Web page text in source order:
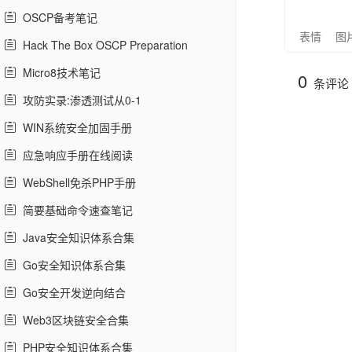
OSCP备考笔记
Hack The Box OSCP Preparation
Micro8技术笔记
攻防实录:渗透测试从0-1
WIN系统安全加固手册
应急响应手册在线阅读
WebShell免杀PHP手册
简要基础命令速查笔记
Java安全知识体系合集
Go安全知识体系合集
Go安全开发逆向结合
Web3区块链安全合集
PHP安全知识体系合集
表情 图
0 条评论